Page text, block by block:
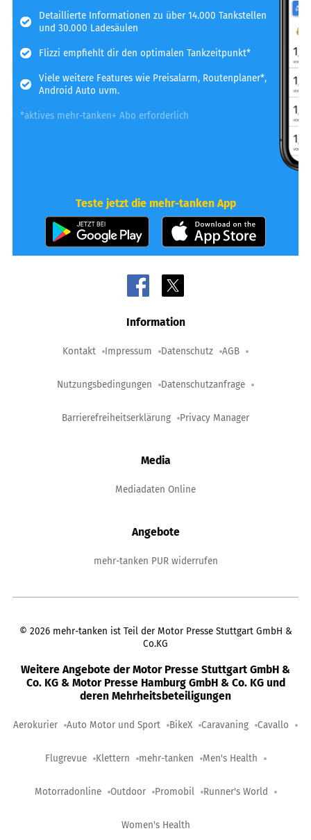
Detaillierte Informationen zu über 14.000 Tankstellen
und 30.000 Ladesäulen
Flizzi empfiehlt dir den optimalen Tankzeitpunkt*
Viele weitere Features wie Preisalarm, Routenplaner*,
Android Auto uvm.
*aktives mehr-tanken+ Abo erforderlich
Teste jetzt die mehr-tanken App
Information
Kontakt Impressum Datenschutz AGB
Nutzungsbedingungen Datenschutzanfrage
Barrierefreiheitserklärung Privacy Manager
Media
Mediadaten Online
Angebote
mehr-tanken PUR widerrufen
© 2026 mehr-tanken ist Teil der Motor Presse Stuttgart GmbH &
Co.KG
Weitere Angebote der Motor Presse Stuttgart GmbH &
Co. KG & Motor Presse Hamburg GmbH & Co. KG und
deren Mehrheitsbeteiligungen
Aerokurier Auto Motor und Sport BikeX Caravaning Cavallo
Flugrevue Klettern mehr-tanken Men's Health
Motorradonline Outdoor Promobil Runner's World
Women's Health